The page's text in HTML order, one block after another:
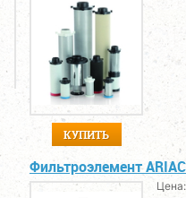
КУПИТЬ
Фильтроэлемент
Цена: